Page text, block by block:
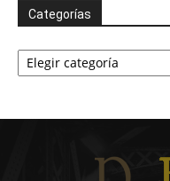
Categorías
Categorías